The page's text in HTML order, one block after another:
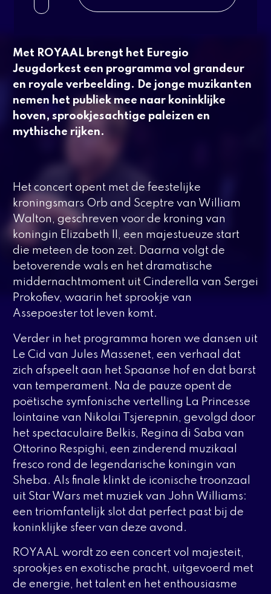
3e rang
Met ROYAAL brengt het Euregio
Jeugdorkest een programma vol grandeur
en royale verbeelding. De jonge muzikanten
nemen het publiek mee naar koninklijke
hoven, sprookjesachtige paleizen en
mythische rijken.
Het concert opent met de feestelijke
kroningsmars Orb and Sceptre van William
Walton, geschreven voor de kroning van
koningin Elizabeth II, een majestueuze start
die meteen de toon zet. Daarna volgt de
betoverende wals en het dramatische
middernachtmoment uit Cinderella van Sergei
Prokofiev, waarin het sprookje van
Assepoester tot leven komt.
Verder in het programma horen we dansen uit
Le Cid van Jules Massenet, een verhaal dat
zich afspeelt aan het Spaanse hof en dat barst
van temperament. Na de pauze opent de
poëtische symfonische vertelling La Princesse
lointaine van Nikolai Tsjerepnin, gevolgd door
het spectaculaire Belkis, Regina di Saba van
Ottorino Respighi, een zinderend muzikaal
fresco rond de legendarische koningin van
Sheba. Als finale klinkt de iconische troonzaal
uit Star Wars met muziek van John Williams:
een triomfantelijk slot dat perfect past bij de
koninklijke sfeer van deze avond.
ROYAAL wordt zo een concert vol majesteit,
sprookjes en exotische pracht, uitgevoerd met
de energie, het talent en het enthousiasme